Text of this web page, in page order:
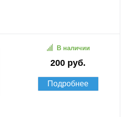
200 руб.
В наличии
Подробнее